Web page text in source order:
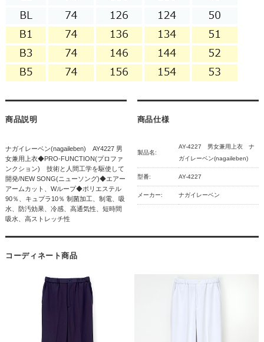
商品説明
ナガイレーベン(nagaileben) AY4227 男
女兼用上衣◆PRO-FUNCTION(プロファ
ンクション) 技術と人間工学を駆使して
開発/NEW SONG(ニューソング)◆エアー
アームカット、Wループ◆ポリエステル
90％、キュプラ10％ 制菌加工、制電、吸
水、防汚効果、冷感、高通気性、短時間
吸水、高ストレッチ性
商品仕様
製品名:
AY-4227 男女兼用上衣 ナ
ガイレーベン(nagaileben)
型番: AY-4227
メーカー: ナガイレーベン
コーディネート商品